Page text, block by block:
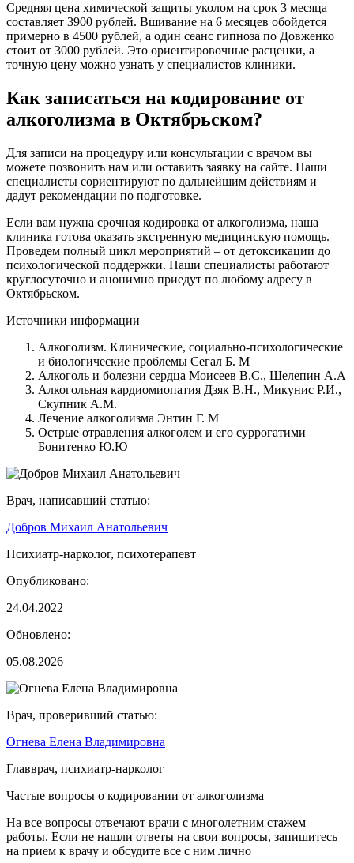
Средняя цена химической защиты уколом на срок 3 месяца
составляет 3900 рублей. Вшивание на 6 месяцев обойдется
примерно в 4500 рублей, а один сеанс гипноза по Довженко
стоит от 3000 рублей. Это ориентировочные расценки, а
точную цену можно узнать у специалистов клиники.
Как записаться на кодирование от
алкоголизма в Октябрьском?
Для записи на процедуру или консультации с врачом вы
можете позвонить нам или оставить заявку на сайте. Наши
специалисты сориентируют по дальнейшим действиям и
дадут рекомендации по подготовке.
Если вам нужна срочная кодировка от алкоголизма, наша
клиника готова оказать экстренную медицинскую помощь.
Проведем полный цикл мероприятий – от детоксикации до
психологической поддержки. Наши специалисты работают
круглосуточно и анонимно приедут по любому адресу в
Октябрьском.
Источники информации
Алкоголизм. Клинические, социально-психологические
и биологические проблемы Сегал Б. М
Алкоголь и болезни сердца Моисеев В.С., Шелепин А.А
Алкогольная кардиомиопатия Дзяк В.Н., Микунис Р.И.,
Скупник А.М.
Лечение алкоголизма Энтин Г. М
Острые отравления алкоголем и его суррогатими
Бонитенко Ю.Ю
Врач, написавший статью:
Добров Михаил Анатольевич
Психиатр-нарколог, психотерапевт
Опубликовано:
24.04.2022
Обновлено:
05.08.2026
Врач, проверивший статью:
Огнева Елена Владимировна
Главврач, психиатр-нарколог
Частые вопросы о кодировании от алкоголизма
На все вопросы отвечают врачи с многолетним стажем
работы. Если не нашли ответы на свои вопросы, запишитесь
на прием к врачу и обсудите все с ним лично